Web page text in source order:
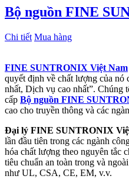
Bộ nguồn FINE
Chi tiết Mua hàng
FINE SUNTRONIX Việt Nam
quyết định về chất lượng của nó
nhất, Dịch vụ cao nhất”. Chúng
cấp Bộ nguồn FINE
cao cho truyền thông và các
Đại lý FINE SUNTRONIX
lần đầu tiên trong các ngành
hóa chất lượng theo nguyên tắc
tiêu chuẩn an toàn trong và
như UL, CSA, CE, EM, v.v.